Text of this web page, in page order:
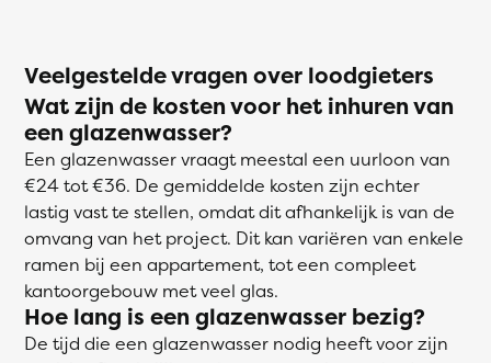
Veelgestelde vragen over loodgieters
Wat zijn de kosten voor het inhuren van
een glazenwasser?
Een glazenwasser vraagt meestal een uurloon van
€24 tot €36. De gemiddelde kosten zijn echter
lastig vast te stellen, omdat dit afhankelijk is van de
omvang van het project. Dit kan variëren van enkele
ramen bij een appartement, tot een compleet
kantoorgebouw met veel glas.
Hoe lang is een glazenwasser bezig?
De tijd die een glazenwasser nodig heeft voor zijn